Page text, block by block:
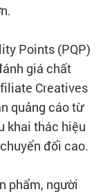
Points (PQP)
giá chất
Creatives
quảng cáo từ
khai thác hiệu
đổi cao.
phẩm, người